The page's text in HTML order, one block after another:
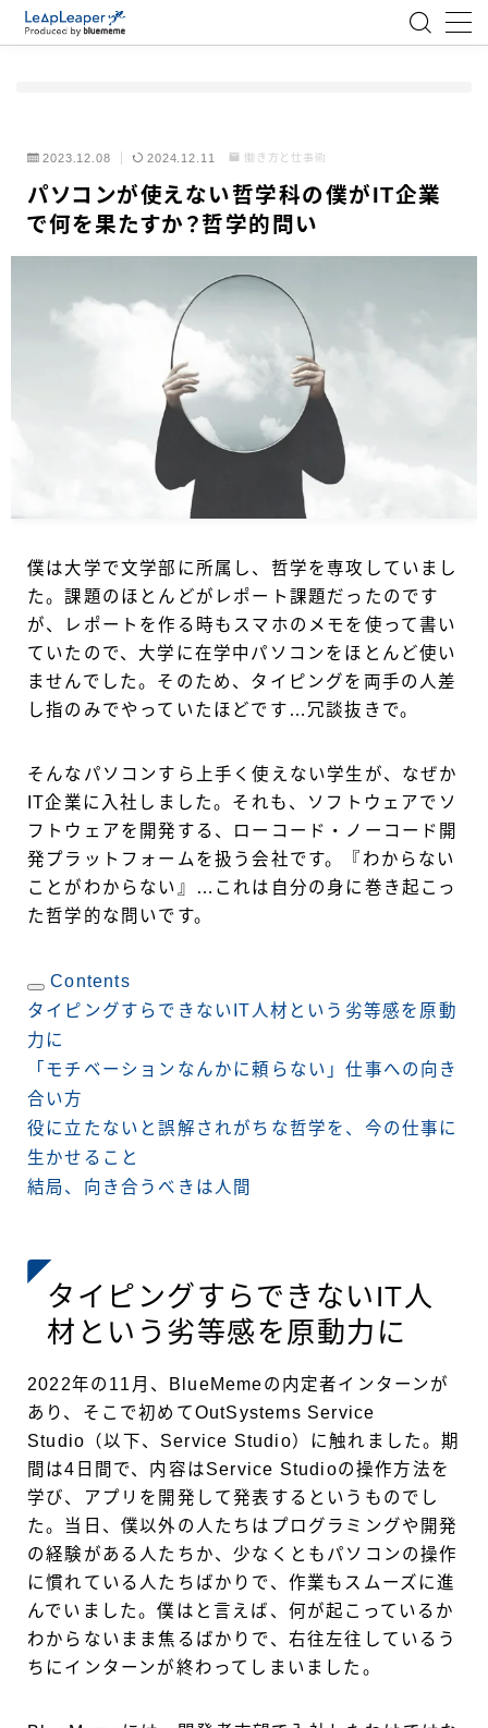
エンジニア
2023.12.08 2024.12.11 働き方と仕事術
パソコンが使えない哲学科の僕がIT企業
で何を果たすか？哲学的問い
僕は大学で文学部に所属し、哲学を専攻していまし
た。課題のほとんどがレポート課題だったのです
が、レポートを作る時もスマホのメモを使って書い
ていたので、大学に在学中パソコンをほとんど使い
ませんでした。そのため、タイピングを両手の人差
し指のみでやっていたほどです…冗談抜きで。
そんなパソコンすら上手く使えない学生が、なぜか
IT企業に入社しました。それも、ソフトウェアでソ
フトウェアを開発する、ローコード・ノーコード開
発プラットフォームを扱う会社です。『わからない
ことがわからない』…これは自分の身に巻き起こっ
た哲学的な問いです。
Contents
タイピングすらできないIT人材という劣等感を原動
力に
「モチベーションなんかに頼らない」仕事への向き
合い方
役に立たないと誤解されがちな哲学を、今の仕事に
生かせること
結局、向き合うべきは人間
タイピングすらできないIT人
材という劣等感を原動力に
2022年の11月、BlueMemeの内定者インターンが
あり、そこで初めてOutSystems Service
Studio（以下、Service Studio）に触れました。期
間は4日間で、内容はService Studioの操作方法を
学び、アプリを開発して発表するというものでし
た。当日、僕以外の人たちはプログラミングや開発
の経験がある人たちか、少なくともパソコンの操作
に慣れている人たちばかりで、作業もスムーズに進
んでいました。僕はと言えば、何が起こっているか
わからないまま焦るばかりで、右往左往しているう
ちにインターンが終わってしまいました。